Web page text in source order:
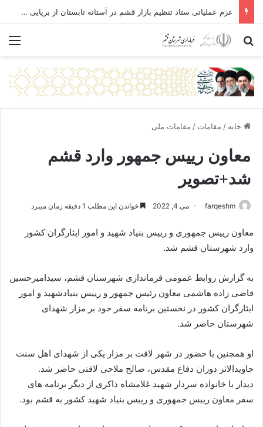
عزم عملیاتی ستاد تنظیم بازار قشم در آستانه تابستان از برپایی بازارچه در روستای طولا تا برخورد با «فاسدفروشان» همسان با متجاوزان جنگی
جستجو برای
خانه / مقامات / مقامات ملی
معاون رییس جمهور وارد قشم
شد+تصویر
farqeshm می 4, 2022 خواندن این مطلب 1 دقیقه زمان میبرد
معاون رییس جمهوری و رییس بنیاد شهید و امور ایثارگران کشور
وارد شهرستان قشم شد.
به گزارش روابط عمومی فرمانداری شهرستان قشم، سیدامیرحسین
قاضی زاده هاشمی معاون رئیس جمهور و رییس بنیادشهید و امور
ایثارگران کشور در نخستین برنامه سفر خود بر مزار شهدای
شهرستان حاضر شد.
او همچنین با حضور در شهر لافت بر مزار یکی از شهدای اهل سنت
جاویدالاثر دوران دفاع مقدس، صالح ملاحی لافتی حاضر شد.
دیدار با خانواده سردار شهید غلامشاه ذاکری از دیگر برنامه های
سفر معاون رییس جمهوری و رییس بنیاد شهید کشور به قشم بود.